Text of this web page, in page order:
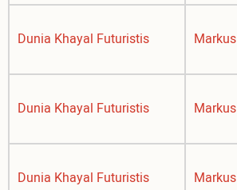
Dunia Khayal Futuristis Markus
Dunia Khayal Futuristis Markus
Dunia Khayal Futuristis Markus